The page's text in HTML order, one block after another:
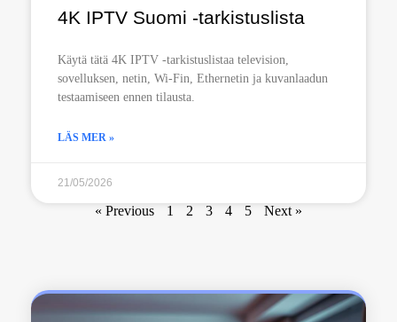
4K IPTV Suomi -tarkistuslista
Käytä tätä 4K IPTV -tarkistuslistaa television,
sovelluksen, netin, Wi-Fin, Ethernetin ja kuvanlaadun
testaamiseen ennen tilausta.
LÄS MER »
21/05/2026
« Previous 1 2 3 4 5 Next »